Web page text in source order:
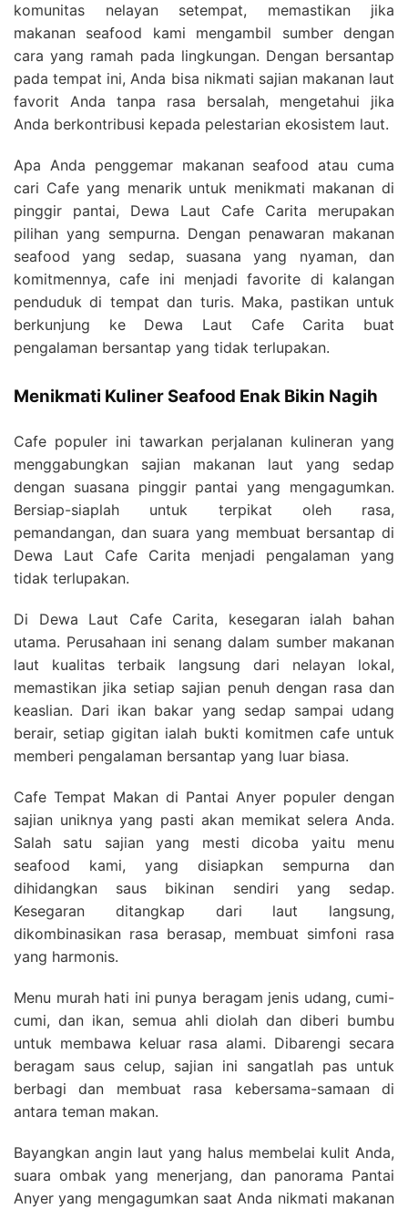
komunitas nelayan setempat, memastikan jika
makanan seafood kami mengambil sumber dengan
cara yang ramah pada lingkungan. Dengan bersantap
pada tempat ini, Anda bisa nikmati sajian makanan laut
favorit Anda tanpa rasa bersalah, mengetahui jika
Anda berkontribusi kepada pelestarian ekosistem laut.
Apa Anda penggemar makanan seafood atau cuma
cari Cafe yang menarik untuk menikmati makanan di
pinggir pantai, Dewa Laut Cafe Carita merupakan
pilihan yang sempurna. Dengan penawaran makanan
seafood yang sedap, suasana yang nyaman, dan
komitmennya, cafe ini menjadi favorite di kalangan
penduduk di tempat dan turis. Maka, pastikan untuk
berkunjung ke Dewa Laut Cafe Carita buat
pengalaman bersantap yang tidak terlupakan.
Menikmati Kuliner Seafood Enak Bikin Nagih
Cafe populer ini tawarkan perjalanan kulineran yang
menggabungkan sajian makanan laut yang sedap
dengan suasana pinggir pantai yang mengagumkan.
Bersiap-siaplah untuk terpikat oleh rasa,
pemandangan, dan suara yang membuat bersantap di
Dewa Laut Cafe Carita menjadi pengalaman yang
tidak terlupakan.
Di Dewa Laut Cafe Carita, kesegaran ialah bahan
utama. Perusahaan ini senang dalam sumber makanan
laut kualitas terbaik langsung dari nelayan lokal,
memastikan jika setiap sajian penuh dengan rasa dan
keaslian. Dari ikan bakar yang sedap sampai udang
berair, setiap gigitan ialah bukti komitmen cafe untuk
memberi pengalaman bersantap yang luar biasa.
Cafe Tempat Makan di Pantai Anyer populer dengan
sajian uniknya yang pasti akan memikat selera Anda.
Salah satu sajian yang mesti dicoba yaitu menu
seafood kami, yang disiapkan sempurna dan
dihidangkan saus bikinan sendiri yang sedap.
Kesegaran ditangkap dari laut langsung,
dikombinasikan rasa berasap, membuat simfoni rasa
yang harmonis.
Menu murah hati ini punya beragam jenis udang, cumi-
cumi, dan ikan, semua ahli diolah dan diberi bumbu
untuk membawa keluar rasa alami. Dibarengi secara
beragam saus celup, sajian ini sangatlah pas untuk
berbagi dan membuat rasa kebersama-samaan di
antara teman makan.
Bayangkan angin laut yang halus membelai kulit Anda,
suara ombak yang menerjang, dan panorama Pantai
Anyer yang mengagumkan saat Anda nikmati makanan